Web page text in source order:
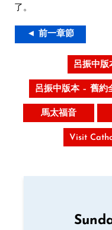
了。
◄ 前一章節
呂振中版
呂振中版本 – 舊約
馬太福音
Visit